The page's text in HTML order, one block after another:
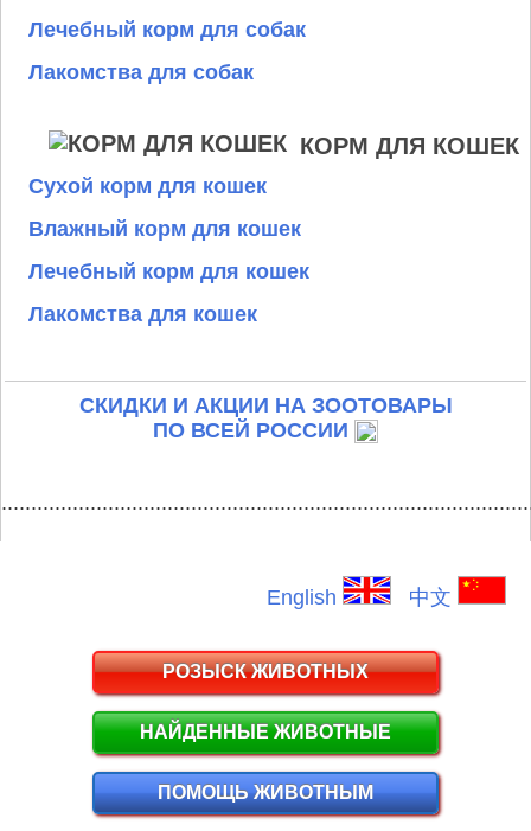
Лечебный корм для собак
Лакомства для собак
КОРМ ДЛЯ КОШЕК
Сухой корм для кошек
Влажный корм для кошек
Лечебный корм для кошек
Лакомства для кошек
СКИДКИ И АКЦИИ НА ЗООТОВАРЫ
ПО ВСЕЙ РОССИИ
English 中文
РОЗЫСК ЖИВОТНЫХ
НАЙДЕННЫЕ ЖИВОТНЫЕ
ПОМОЩЬ ЖИВОТНЫМ